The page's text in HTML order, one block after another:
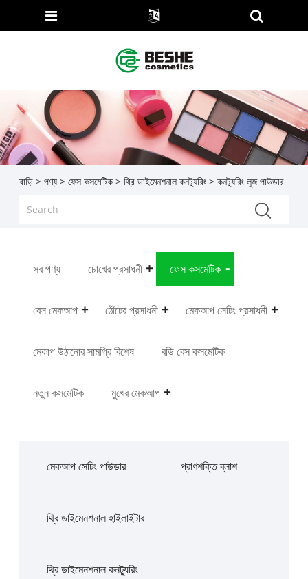
বাড়ি > পণ্য> ফেস কসমেটিক> থ্রি ডাইমেনশনাল কনট্যুরিং> কনট্যুরিং লুজ পাউডার
সব পণ্য চোখের প্রসাধনী ফেস কসমেটিক
বেস মেকআপ ঠোঁটের প্রসাধনী মেকআপ সেটিং প্রসাধনী
মেকাপ উঠানোর সামগ্রি বিশেষ বডি বেস কসমেটিক
নতুন কসমেটিক মুখের মেকআপ
মেকআপ সেটিং পাউডার প্রাণশক্তি ব্লাশ
থ্রি ডাইমেনশনাল হাইলাইটার
থ্রি ডাইমেনশনাল কনট্যুরিং